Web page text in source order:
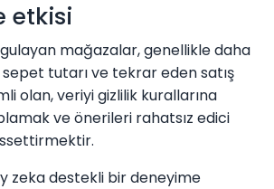
etkisi
mağazalar, genellikle daha
tutarı ve tekrar eden satış
olan, veriyi gizlilik kurallarına
ve önerileri rahatsız edici
zeka destekli bir deneyime